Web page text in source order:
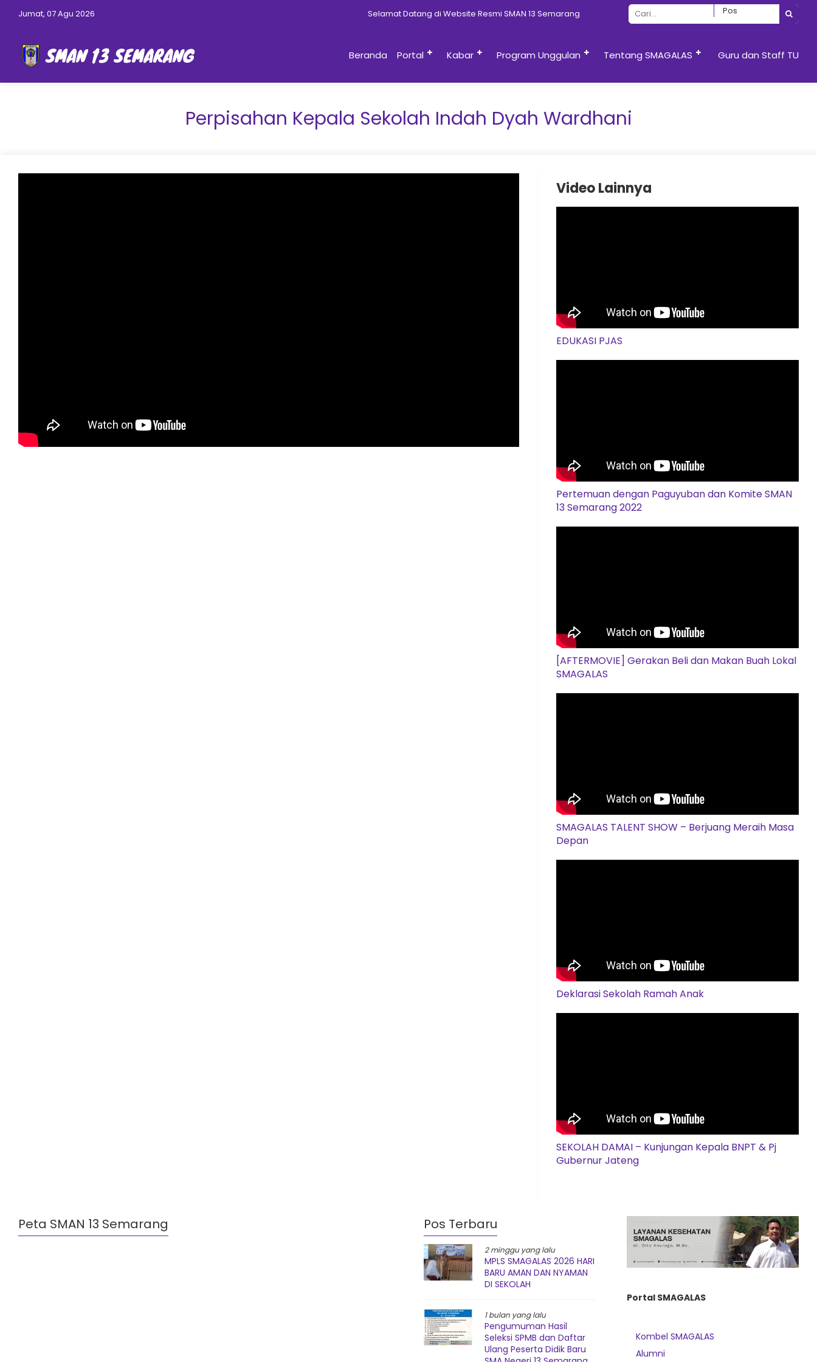
Jumat, 07 Agu 2026 Selamat Datang di Website Resmi SMAN 13 Semarang
Beranda Portal Kabar Program Unggulan Tentang SMAGALAS Guru dan Staff TU
Perpisahan Kepala Sekolah Indah Dyah Wardhani
Video Lainnya
EDUKASI PJAS
Pertemuan dengan Paguyuban dan Komite SMAN
13 Semarang 2022
[AFTERMOVIE] Gerakan Beli dan Makan Buah Lokal
SMAGALAS
SMAGALAS TALENT SHOW – Berjuang Meraih Masa
Depan
Deklarasi Sekolah Ramah Anak
SEKOLAH DAMAI – Kunjungan Kepala BNPT & Pj
Gubernur Jateng
Peta SMAN 13 Semarang Pos Terbaru
2 minggu yang lalu
MPLS SMAGALAS 2026 HARI
BARU AMAN DAN NYAMAN
DI SEKOLAH
1 bulan yang lalu
Pengumuman Hasil
Seleksi SPMB dan Daftar
Ulang Peserta Didik Baru
Portal SMAGALAS
Kombel SMAGALAS
Alumni